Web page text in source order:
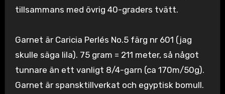
tillsammans med övrig 40-graders tvätt.
Garnet är Caricia Perlés No.5 färg nr 601 (jag
skulle säga lila). 75 gram = 211 meter, så något
tunnare än ett vanligt 8/4-garn (ca 170m/50g).
Garnet är spansktillverkat och egyptisk bomull.